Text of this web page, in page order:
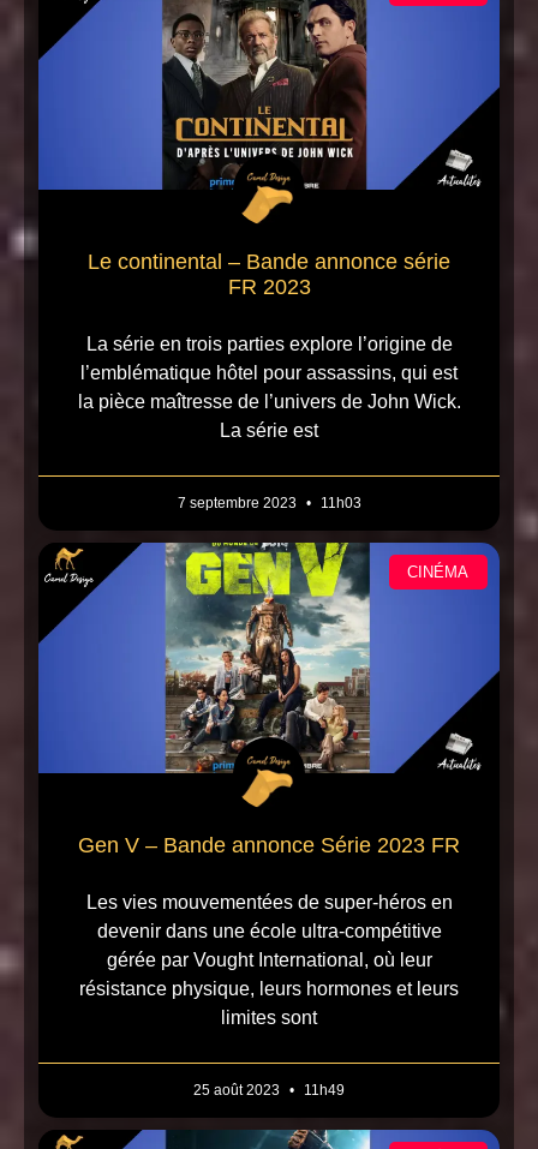
Le continental – Bande annonce série
FR 2023
La série en trois parties explore l’origine de
l’emblématique hôtel pour assassins, qui est
la pièce maîtresse de l’univers de John Wick.
La série est
7 septembre 2023 11h03
CINÉMA
Gen V – Bande annonce Série 2023 FR
Les vies mouvementées de super-héros en
devenir dans une école ultra-compétitive
gérée par Vought International, où leur
résistance physique, leurs hormones et leurs
limites sont
25 août 2023 11h49